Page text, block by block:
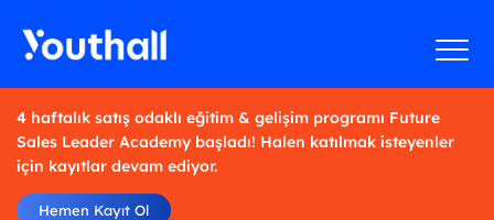
4 haftalık satış odaklı eğitim & gelişim programı Future
Sales Leader Academy başladı! Halen katılmak isteyenler
için kayıtlar devam ediyor.
Hemen Kayıt Ol